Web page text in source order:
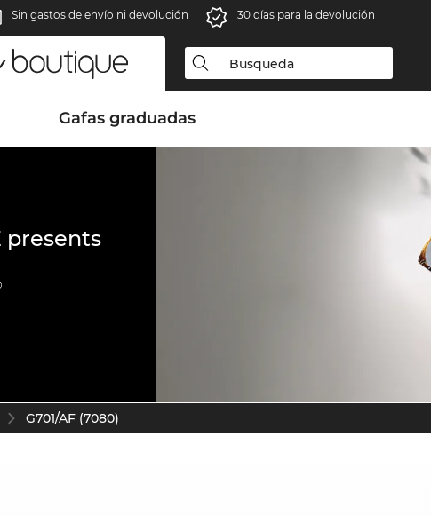
Sin gastos de envío ni devolución 30 días para la devolución
Gafas graduadas
presents
G701/AF (7080)